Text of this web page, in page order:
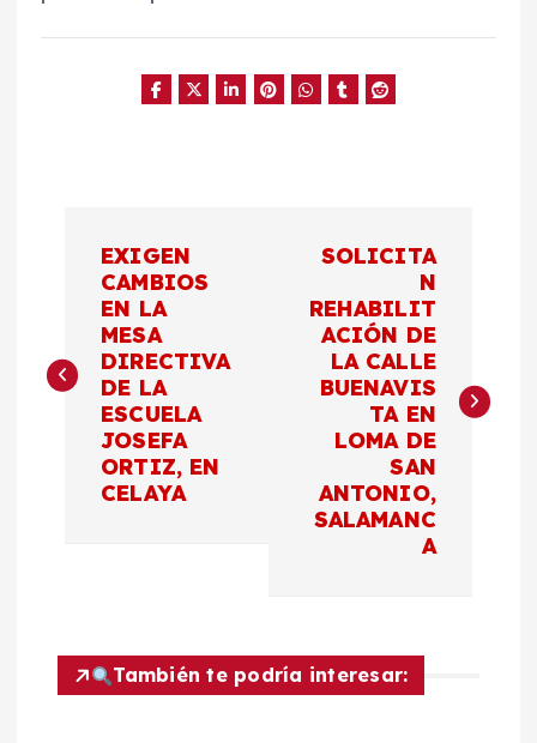
v
e
ó
EXIGEN
CAMBIOS
EN LA
MESA
DIRECTIVA
DE LA
ESCUELA
JOSEFA
ORTIZ, EN
CELAYA
SOLICITA
N
REHABILIT
ACIÓN DE
LA CALLE
BUENAVIS
TA EN
LOMA DE
SAN
ANTONIO,
SALAMANC
A
También te podría interesar: